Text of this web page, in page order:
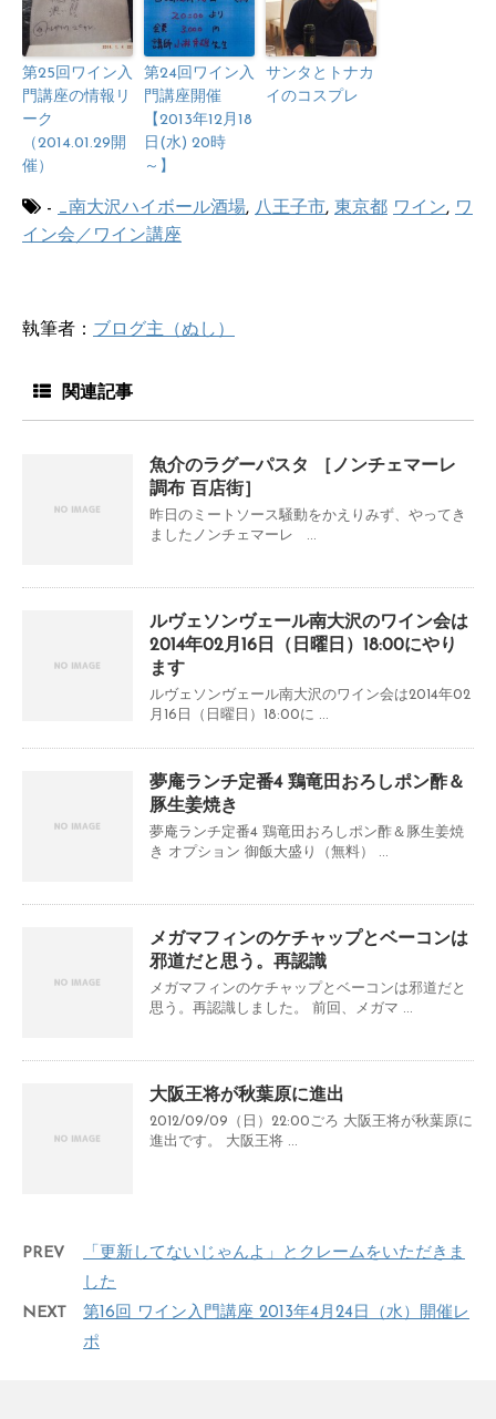
第25回ワイン入
門講座の情報リ
ーク
（2014.01.29開
催）
第24回ワイン入
門講座開催
【2013年12月18
日(水) 20時
～】
サンタとトナカ
イのコスプレ
- _南大沢ハイボール酒場, 八王子市, 東京都 ワイン, ワ
イン会／ワイン講座
執筆者： ブログ主（ぬし）
関連記事
魚介のラグーパスタ ［ノンチェマーレ
調布 百店街］
昨日のミートソース騒動をかえりみず、やってき
ましたノンチェマーレ ...
ルヴェソンヴェール南大沢のワイン会は
2014年02月16日（日曜日）18:00にやり
ます
ルヴェソンヴェール南大沢のワイン会は2014年02
月16日（日曜日）18:00に ...
夢庵ランチ定番4 鶏竜田おろしポン酢＆
豚生姜焼き
夢庵ランチ定番4 鶏竜田おろしポン酢＆豚生姜焼
き オプション 御飯大盛り（無料） ...
メガマフィンのケチャップとベーコンは
邪道だと思う。再認識
メガマフィンのケチャップとベーコンは邪道だと
思う。再認識しました。 前回、メガマ ...
大阪王将が秋葉原に進出
2012/09/09（日）22:00ごろ 大阪王将が秋葉原に
進出です。 大阪王将 ...
PREV
「更新してないじゃんよ」とクレームをいただきま
した
NEXT
第16回 ワイン入門講座 2013年4月24日（水）開催レ
ポ